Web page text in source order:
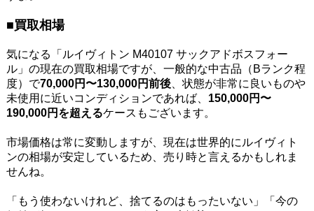
■買取相場
気になる「ルイヴィトン M40107 サックアドボスフォー
ル」の現在の買取相場ですが、一般的な中古品（Bランク程
度）で70,000円〜130,000円前後、状態が非常に良いものや
未使用に近いコンディションであれば、 150,000円〜
190,000円を超えるケースもございます。
市場価格は常に変動しますが、現在は世界的にルイヴィト
ンの相場が安定しているため、売り時と言えるかもしれま
せんね。
「もう使わないけれど、捨てるのはもったいない」「今の